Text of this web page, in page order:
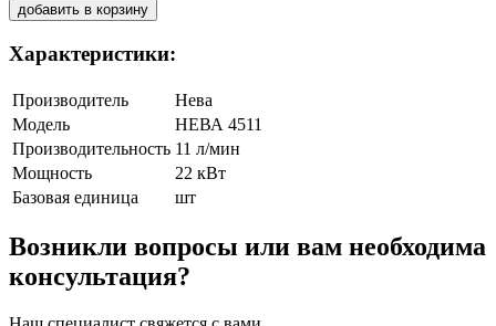
добавить в корзину
Характеристики:
Производитель
Нева
Модель
НЕВА 4511
Производительность 11 л/мин
Мощность
22 кВт
Базовая единица
шт
Возникли вопросы или вам необходима
консультация?